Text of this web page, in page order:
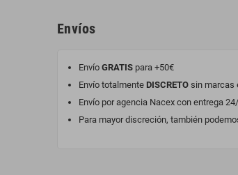
Envíos
Envío GRATIS para +50€
Envío totalmente DISCRETO sin marcas
Envío por agencia Nacex con entrega
Para mayor discreción, también